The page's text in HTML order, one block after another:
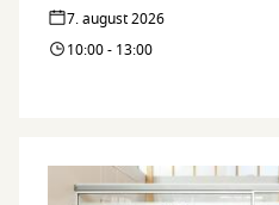
7. august 2026
10:00 - 13:00